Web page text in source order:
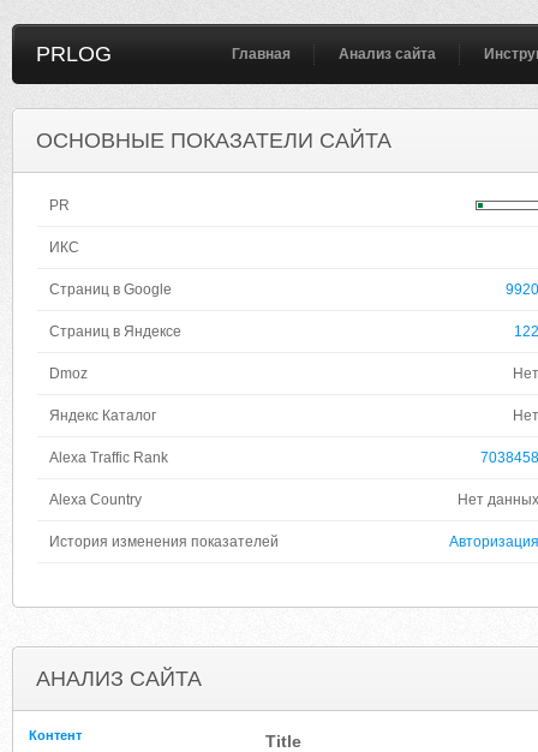
PRLOG Главная Анализ сайта
ОСНОВНЫЕ ПОКАЗАТЕЛИ САЙТА
PR
ИКС
Страниц в Google 9920
Страниц в Яндексе 122
Dmoz Нет
Яндекс Каталог Нет
Alexa Traffic Rank 7038458
Alexa Country Нет данных
История изменения показателей Авторизация
АНАЛИЗ САЙТА
Контент Title